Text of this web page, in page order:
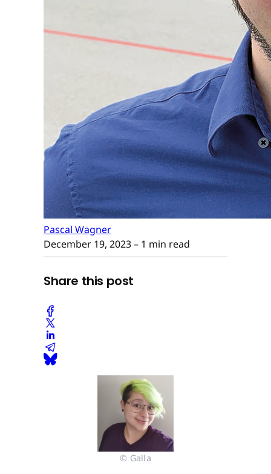
Pascal Wagner
December 19, 2023– 1 min read
Share this post
© Galla